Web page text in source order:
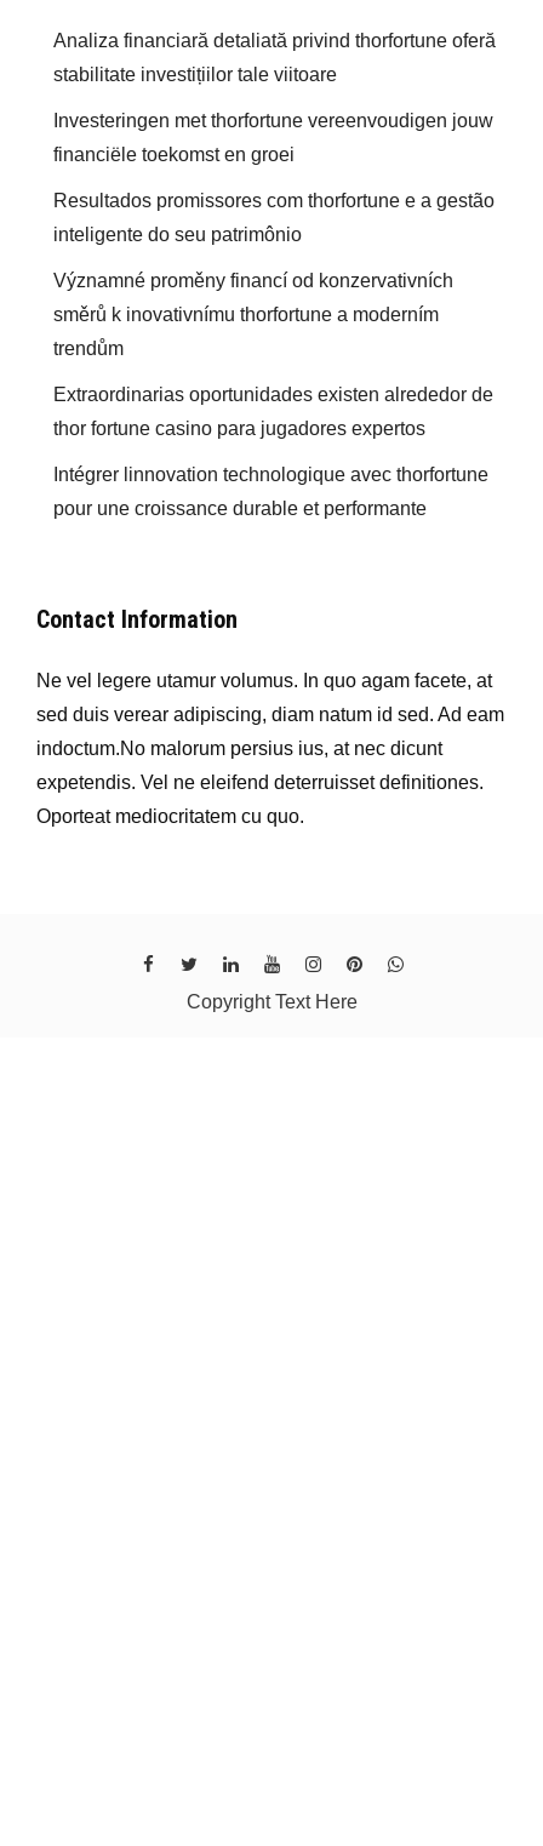
Analiza financiară detaliată privind thorfortune oferă
stabilitate investițiilor tale viitoare
Investeringen met thorfortune vereenvoudigen jouw
financiële toekomst en groei
Resultados promissores com thorfortune e a gestão
inteligente do seu patrimônio
Významné proměny financí od konzervativních
směrů k inovativnímu thorfortune a moderním
trendům
Extraordinarias oportunidades existen alrededor de
thor fortune casino para jugadores expertos
Intégrer linnovation technologique avec thorfortune
pour une croissance durable et performante
Contact Information
Ne vel legere utamur volumus. In quo agam facete, at
sed duis verear adipiscing, diam natum id sed. Ad eam
indoctum.No malorum persius ius, at nec dicunt
expetendis. Vel ne eleifend deterruisset definitiones.
Oporteat mediocritatem cu quo.
Copyright Text Here